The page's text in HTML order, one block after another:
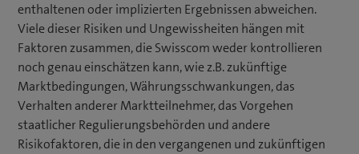
enthaltenen oder implizierten Ergebnissen abweichen.
Viele dieser Risiken und Ungewissheiten hängen mit
Faktoren zusammen, die Swisscom weder kontrollieren
noch genau einschätzen kann, wie z.B. zukünftige
Marktbedingungen, Währungsschwankungen, das
Verhalten anderer Marktteilnehmer, das Vorgehen
staatlicher Regulierungsbehörden und andere
Risikofaktoren, die in den vergangenen und zukünftigen